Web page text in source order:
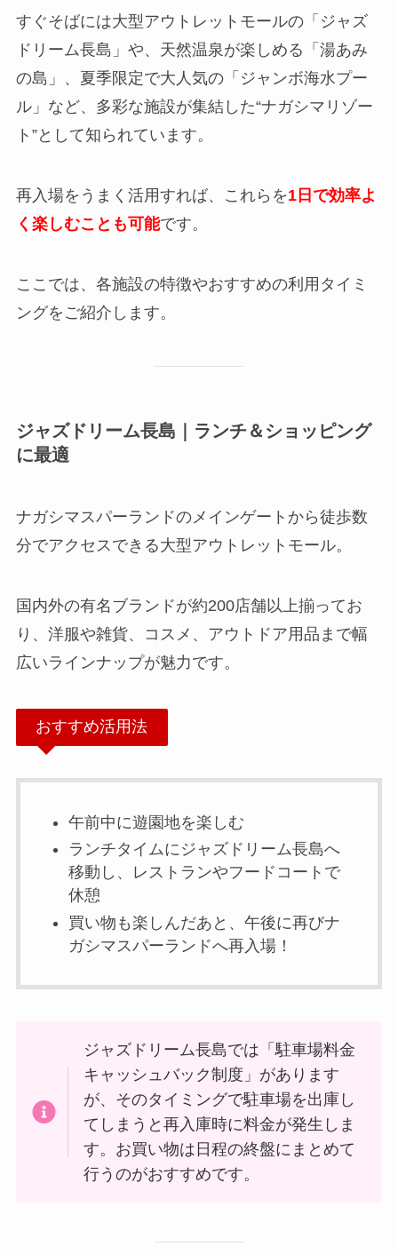
すぐそばには大型アウトレットモールの「ジャズ
ドリーム長島」や、天然温泉が楽しめる「湯あみ
の島」、夏季限定で大人気の「ジャンボ海水プー
ル」など、多彩な施設が集結した“ナガシマリゾー
ト”として知られています。
再入場をうまく活用すれば、これらを1日で効率よ
く楽しむことも可能です。
ここでは、各施設の特徴やおすすめの利用タイミ
ングをご紹介します。
ジャズドリーム長島｜ランチ＆ショッピング
に最適
ナガシマスパーランドのメインゲートから徒歩数
分でアクセスできる大型アウトレットモール。
国内外の有名ブランドが約200店舗以上揃ってお
り、洋服や雑貨、コスメ、アウトドア用品まで幅
広いラインナップが魅力です。
おすすめ活用法
午前中に遊園地を楽しむ
ランチタイムにジャズドリーム長島へ
移動し、レストランやフードコートで
休憩
買い物も楽しんだあと、午後に再びナ
ガシマスパーランドへ再入場！
ジャズドリーム長島では「駐車場料金
キャッシュバック制度」があります
が、そのタイミングで駐車場を出庫し
てしまうと再入庫時に料金が発生しま
す。お買い物は日程の終盤にまとめて
行うのがおすすめです。